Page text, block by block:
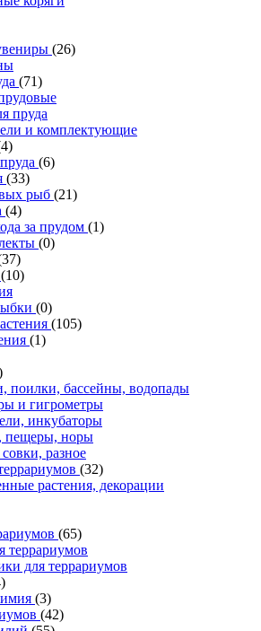
(26)
(71)
пруда
и комплектующие
(6)
(33)
рыб (21)
(4)
за прудом (1)
(0)
(10)
(0)
(105)
(1)
поилки, бассейны, водопады
и гигрометры
инкубаторы
пещеры, норы
разное
(32)
растения, декорации
(65)
террариумов
для террариумов
(3)
(42)